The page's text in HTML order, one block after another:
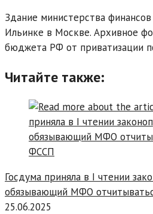
Здание министерства
Ильинке в Москве. Архивное
бюджета РФ от приватизации
Читайте также:
Госдума приняла в I чтении
обязывающий МФО
25.06.2025